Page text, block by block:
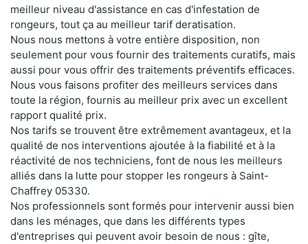
meilleur niveau d'assistance en cas d'infestation de
rongeurs, tout ça au meilleur tarif deratisation.
Nous nous mettons à votre entière disposition, non
seulement pour vous fournir des traitements curatifs, mais
aussi pour vous offrir des traitements préventifs efficaces.
Nous vous faisons profiter des meilleurs services dans
toute la région, fournis au meilleur prix avec un excellent
rapport qualité prix.
Nos tarifs se trouvent être extrêmement avantageux, et la
qualité de nos interventions ajoutée à la fiabilité et à la
réactivité de nos techniciens, font de nous les meilleurs
alliés dans la lutte pour stopper les rongeurs à Saint-
Chaffrey 05330.
Nos professionnels sont formés pour intervenir aussi bien
dans les ménages, que dans les différents types
d'entreprises qui peuvent avoir besoin de nous : gîte,